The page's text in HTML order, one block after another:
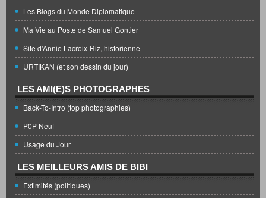
Les Blogs du Monde Diplomatique
Ma Vie au Poste de Samuel Gontier
Site d'Annie Lacroix-Riz, historienne
URTIKAN (et son dessin du jour)
LES AMI(E)S PHOTOGRAPHES
Back-To-Intro (top photographies)
P0P Neuf
Usage du Jour
LES MEILLEURS AMIS DE BIBI
Extimités (politiques)